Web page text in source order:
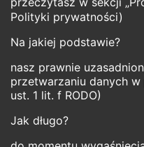
Polityki prywatności)
Na jakiej podstawie?
nasz prawnie
przetwarzaniu danych
ust. 1 lit. f RODO)
Jak długo?